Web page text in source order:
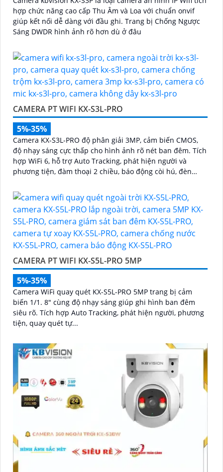
hợp chức năng cao cấp Thu Âm và Loa với chuẩn onvif
giúp kết nối dễ dàng với đầu ghi. Trang bị Chống Ngược
Sáng DWDR hình ảnh rõ hơn dù ở đâu
CAMERA PT WIFI KX-S3L-PRO
5%-35%
Camera KX-S3L-PRO độ phân giải 3MP, cảm biến CMOS,
độ nhạy sáng cực thấp cho hình ảnh rõ nét ban đêm. Tích
hợp WiFi 6, hỗ trợ Auto Tracking, phát hiện người và
phương tiện, đàm thoại 2 chiều, báo động còi hú, đèn
CAMERA PT WIFI KX-S5L-PRO 5MP
5%-35%
Camera WiFi quay quét KX-S5L-PRO 5MP trang bị cảm
biến 1/1. 8" cùng độ nhạy sáng giúp ghi hình ban đêm
siêu rõ. Tích hợp Auto Tracking, phát hiện người, phương
tiện, quay quét tự...